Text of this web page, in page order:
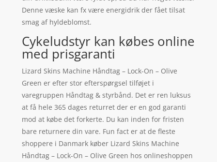
Denne væske kan fx være energidrik der fået tilsat
smag af hyldeblomst.
Cykeludstyr kan købes online
med prisgaranti
Lizard Skins Machine Håndtag – Lock-On – Olive
Green er efter stor efterspørgsel tilføjet i
varegruppen Håndtag & styrbånd. Det er ren luksus
at få hele 365 dages returret der er en god garanti
mod at købe det forkerte. Du kan inden for fristen
bare returnere din vare. Fun fact er at de fleste
shoppere i Danmark køber Lizard Skins Machine
Håndtag – Lock-On – Olive Green hos onlineshoppen